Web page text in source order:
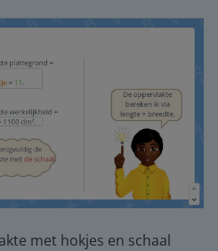
met hokjes en schaal